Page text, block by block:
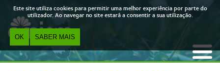
Este site utiliza cookies para permitir uma melhor experiência por parte do
utilizador. Ao navegar no site estará a consentir a sua utilização.
OK SABER MAIS